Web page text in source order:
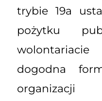
trybie 19a
pożytku
dogodna
organizacji